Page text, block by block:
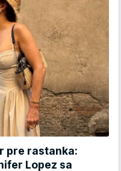
pre rastanka:
Lopez sa